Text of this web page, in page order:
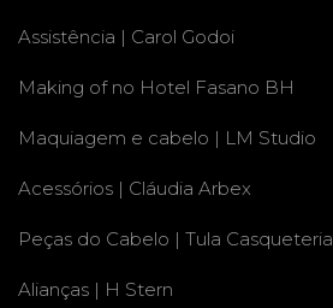
Assistência | Carol Godoi
Making of no Hotel Fasano BH
Maquiagem e cabelo | LM Studio
Acessórios | Cláudia Arbex
Peças do Cabelo | Tula Casqueteria
Alianças | H Stern